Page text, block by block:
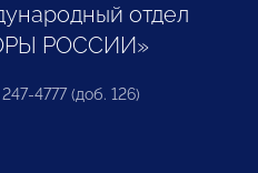
отдел
РОССИИ»
4777 (доб. 126)